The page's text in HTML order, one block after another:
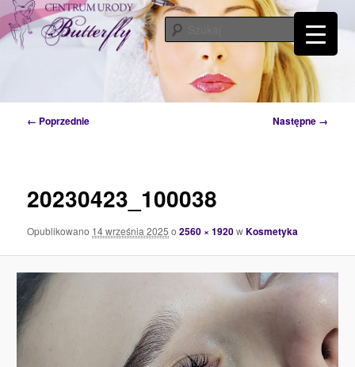
Przeskocz
do
tekstu
Centrum Urody Butterfly – Katowice
Tylko od Ciebie zależy kiedy zaczniesz o siebie dbać. Przyjdź a my Ci w tym
pomożemy…
Nawigacja
← Poprzednie Następne →
20230423_100038
Opublikowano 14 września 2025 o2560 × 1920wKosmetyka